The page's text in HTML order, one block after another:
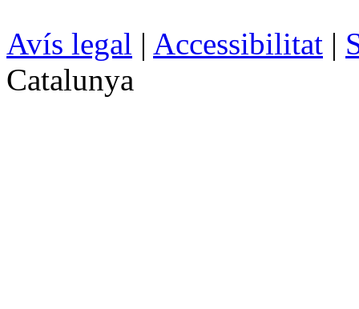
Avís legal | Accessibilitat |
Catalunya